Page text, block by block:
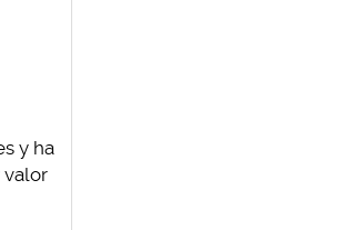
y ha
valor